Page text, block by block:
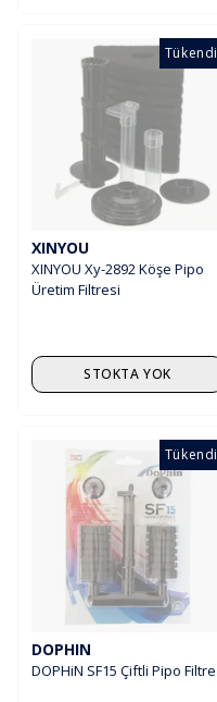
Tükendi
XINYOU
XINYOU Xy-2892 Köşe Pipo
Üretim Filtresi
STOKTA YOK
Tükendi
DOPHIN
DOPHiN SF15 Çiftli Pipo Filtre